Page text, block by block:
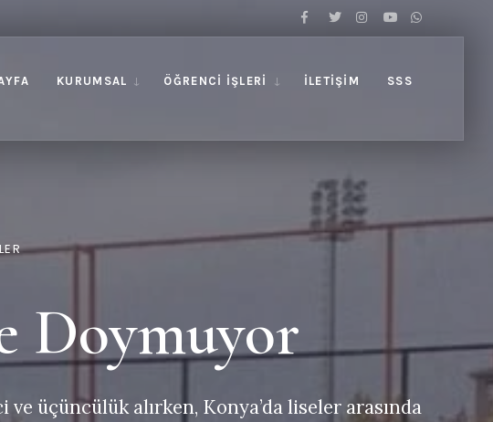
KURUMSAL ÖĞRENCI İŞLERI İLETIŞIM SSS
Doymuyor
üçüncülük alırken, Konya’da liseler arasında